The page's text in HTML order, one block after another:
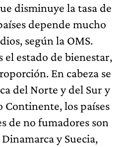
disminuye la tasa de
depende mucho
según la OMS.
el estado de bienestar,
En cabeza se
del Norte y del Sur y
Continente, los países
de no fumadores son
y Suecia,